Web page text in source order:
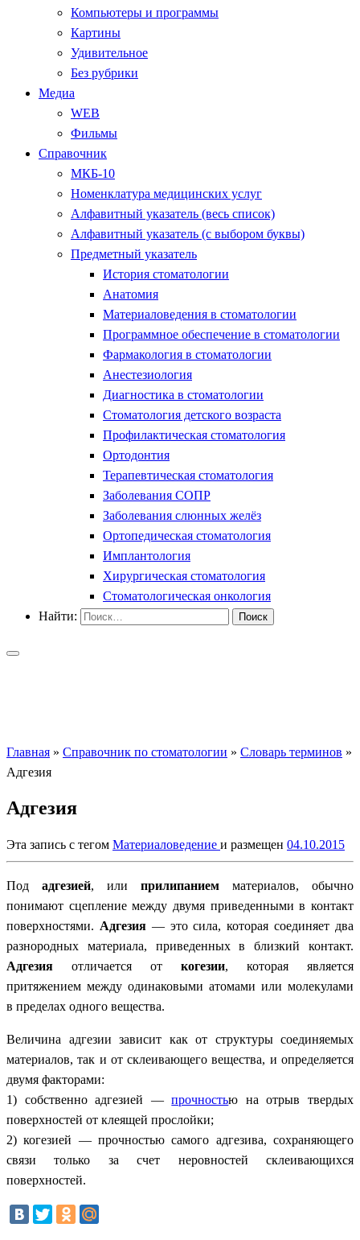
Компьютеры и программы
Картины
Удивительное
Без рубрики
Медиа
WEB
Фильмы
Справочник
МКБ-10
Номенклатура медицинских услуг
Алфавитный указатель (весь список)
Алфавитный указатель (с выбором буквы)
Предметный указатель
История стоматологии
Анатомия
Материаловедения в стоматологии
Программное обеспечение в стоматологии
Фармакология в стоматологии
Анестезиология
Диагностика в стоматологии
Стоматология детского возраста
Профилактическая стоматология
Ортодонтия
Терапевтическая стоматология
Заболевания СОПР
Заболевания слюнных желёз
Ортопедическая стоматология
Имплантология
Хирургическая стоматология
Стоматологическая онкология
Найти:
Главная » Справочник по стоматологии » Словарь терминов »
Адгезия
Адгезия
Эта запись с тегом Материаловедение и размещен 04.10.2015
Под адгезией, или прилипанием материалов, обычно
понимают сцепление между двумя приведенными в контакт
поверхностями. Адгезия— это сила, которая соединяет два
разнородных материала, приведенных в близкий контакт.
Адгезия отличается от когезии, которая является
притяжением между одинаковыми атомами или молекулами
в пределах одного вещества.
Величина адгезии зависит как от структуры соединяемых
материалов, так и от склеивающего вещества, и определяется
двумя факторами:
1) собственно адгезией —прочностью на отрыв твердых
поверхностей от клеящей прослойки;
2) когезией — прочностью самого адгезива, сохраняющего
связи только за счет неровностей склеивающихся
поверхностей.